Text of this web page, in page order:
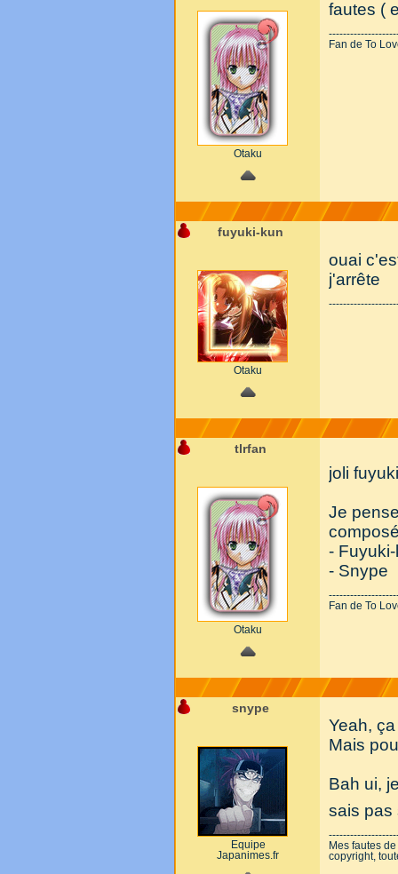
Otaku
fautes (
Fan de To
fuyuki-kun
Otaku
ouai
j'arrête
tlrfan
Otaku
joli
Je
-
- Snype
Fan de To
snype
Equipe
Japanimes.fr
Yeah,
Mais
Bah ui,
sais pas
Mes fautes
copyright,